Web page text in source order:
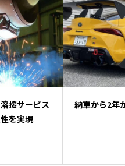
納車から2年が経ちました